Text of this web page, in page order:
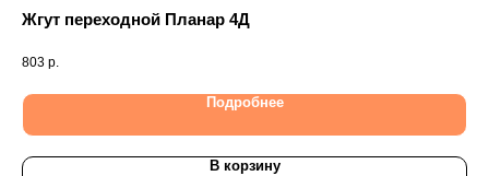
Жгут переходной Планар 4Д
803 р.
Подробнее
В корзину